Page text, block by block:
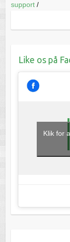
support/
Like os på
Klik for